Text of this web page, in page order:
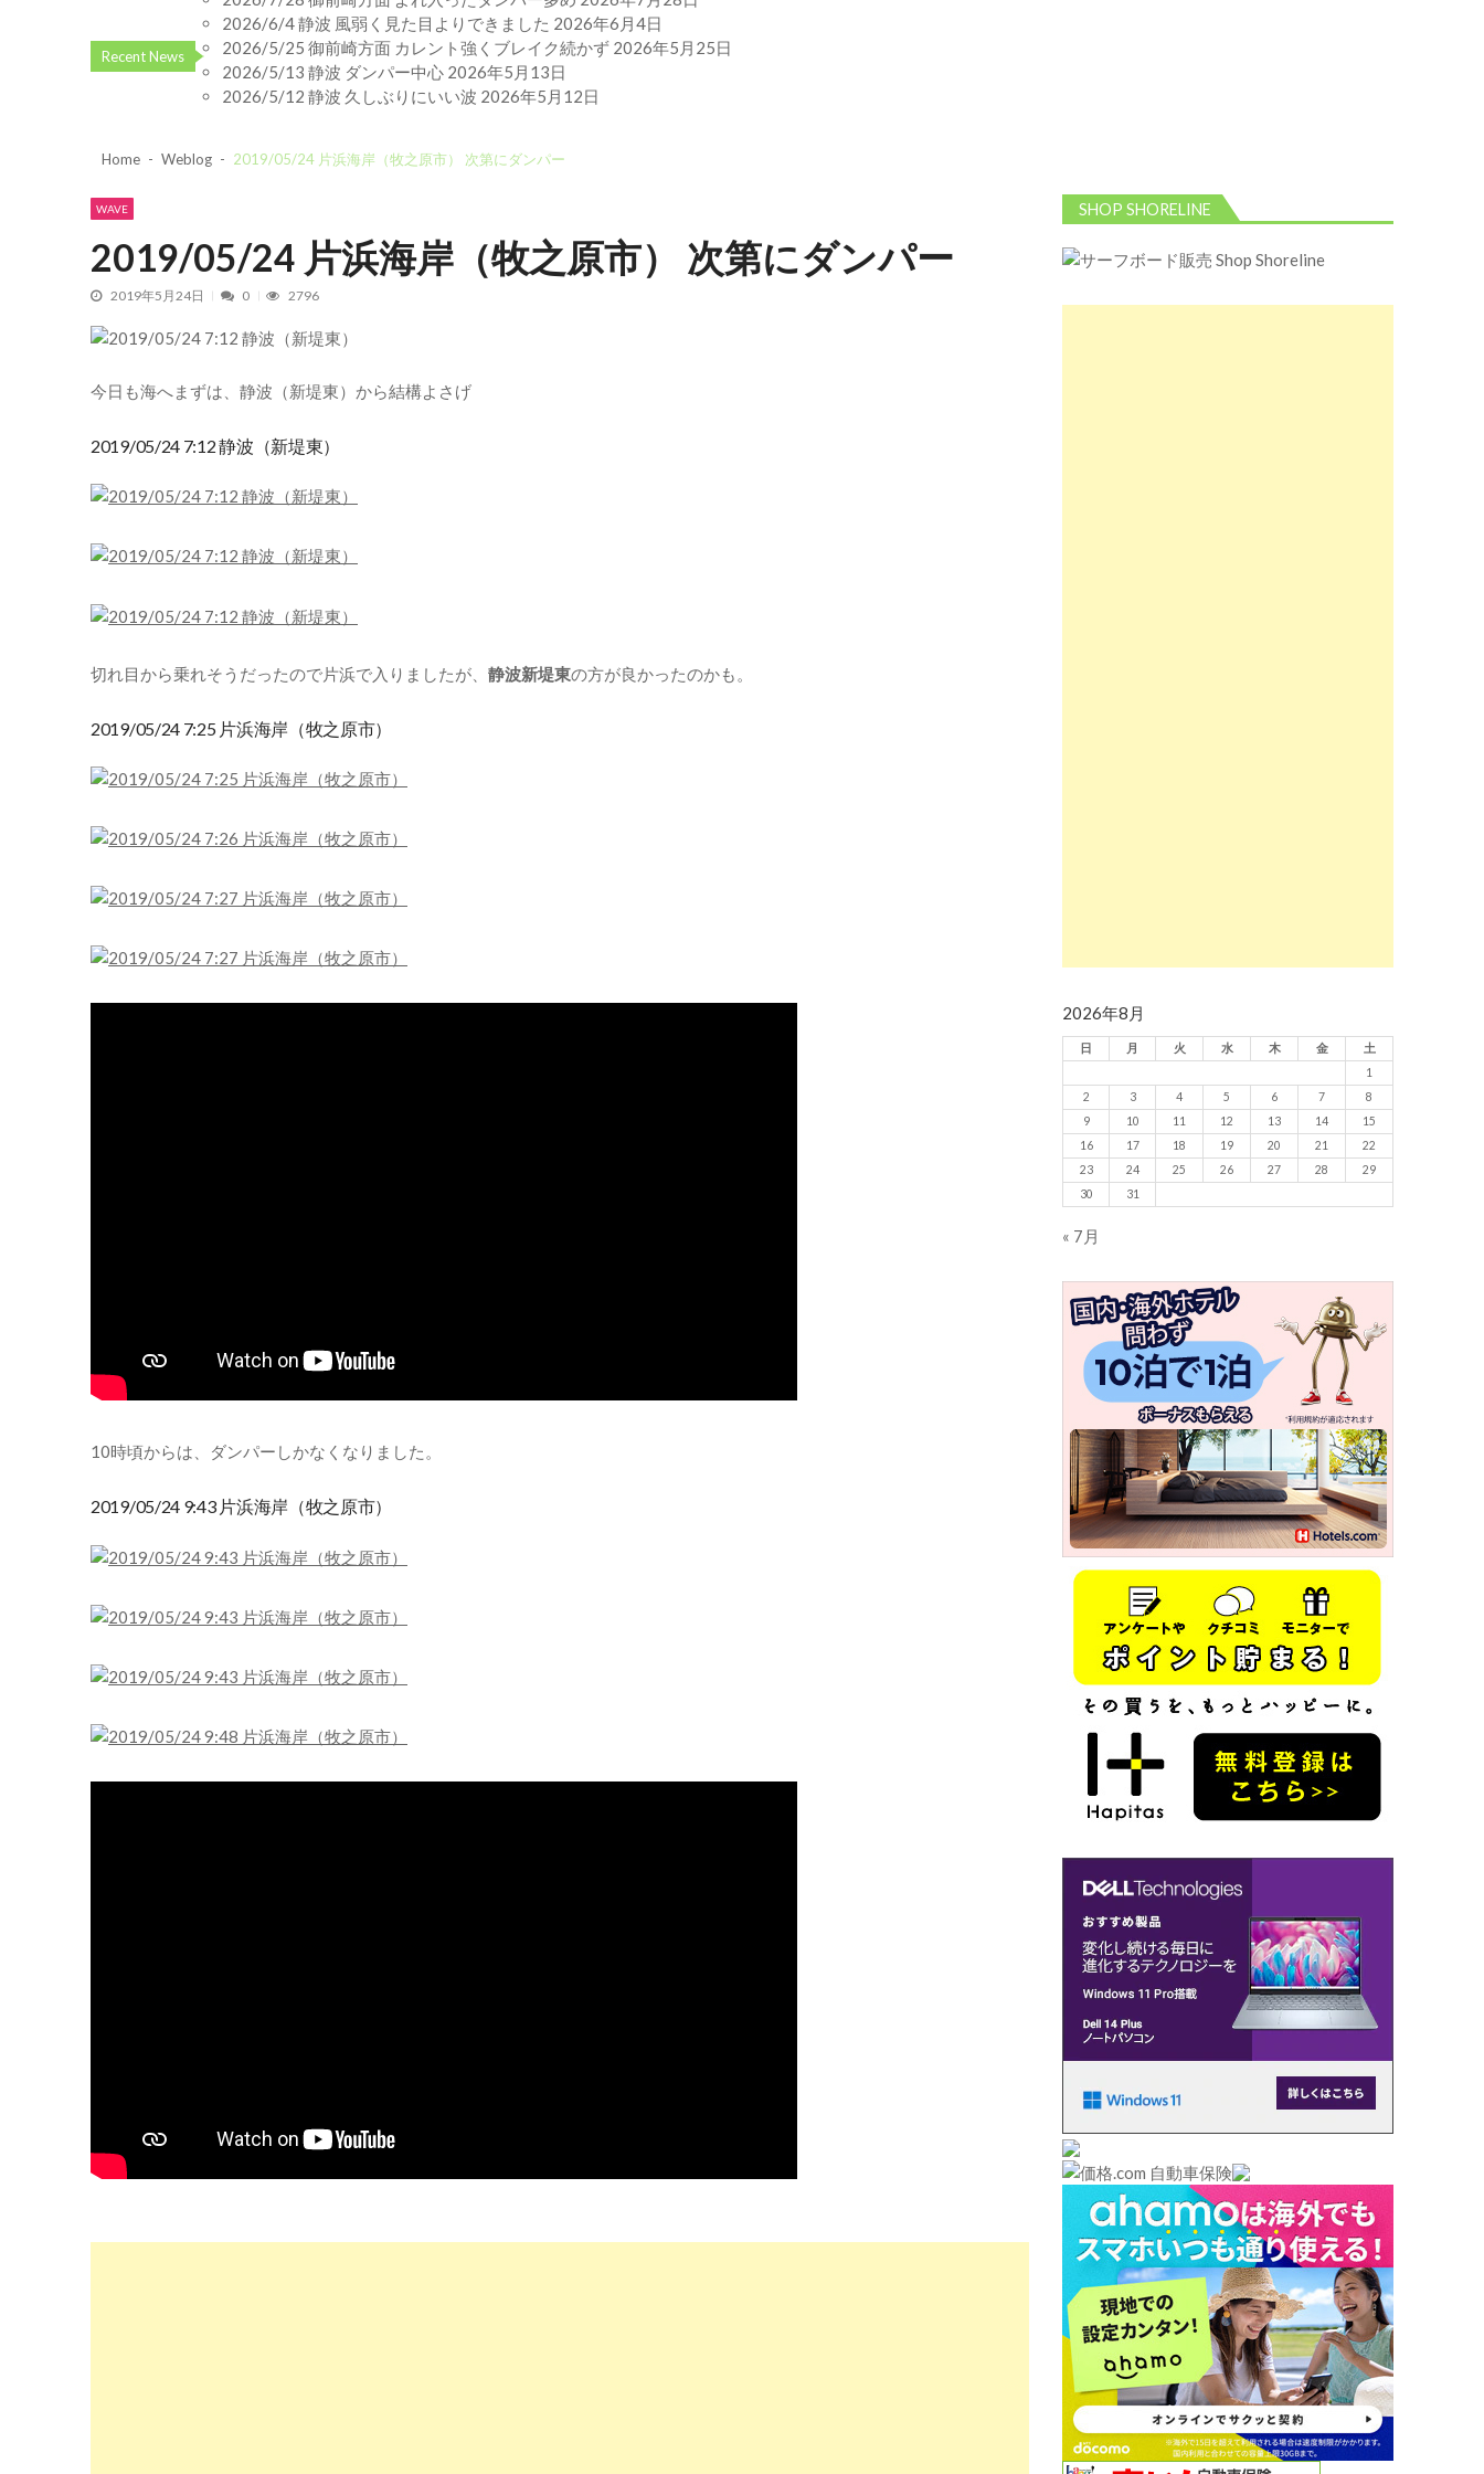
Recent News
2026/6/4 静波 風弱く見た目よりできました 2026年6月4日
2026/5/25 御前崎方面 カレント強くブレイク続かず 2026年5月25日
2026/5/13 静波 ダンパー中心 2026年5月13日
2026/5/12 静波 久しぶりにいい波 2026年5月12日
Home Weblog 2019/05/24 片浜海岸（牧之原市） 次第にダンパー
WAVE
2019/05/24 片浜海岸（牧之原市） 次第にダンパー
2019年5月24日 0 2796
今日も海へまずは、静波（新堤東）から結構よさげ
2019/05/24 7:12 静波（新堤東）
切れ目から乗れそうだったので片浜で入りましたが、 静波新堤東の方が良かったのかも。
2019/05/24 7:25 片浜海岸（牧之原市）
10時頃からは、ダンパーしかなくなりました。
2019/05/24 9:43 片浜海岸（牧之原市）
SHOP SHORELINE
2026年8月
日 月 火 水 木 金
土
1
2
3 4 5 6 7
8
9
10 11 12 13 14
15
16
17 18 19 20 21
22
23
24 25 26 27 28
29
30
31
« 7月